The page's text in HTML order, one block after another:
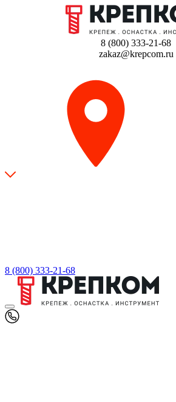
8 (800) 333-21-68
zakaz@krepcom.ru
8 (800) 333-21-68